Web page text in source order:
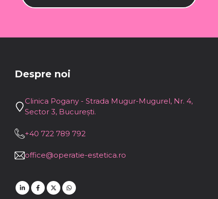
Despre noi
Clinica Pogany - Strada Mugur-Mugurel, Nr. 4,
Sector 3, București.
+40 722 789 792
office@operatie-estetica.ro